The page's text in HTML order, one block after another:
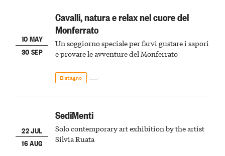
10 MAY
30 SEP
Cavalli, natura e relax nel cuore del
Monferrato
Un soggiorno speciale per farvi gustare i sapori
e provare le avventure del Monferrato
Bistagno
22 JUL
16 AUG
SediMenti
Solo contemporary art exhibition by the artist
Silvia Ruata